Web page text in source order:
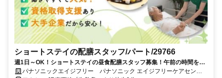
ショートステイの配膳スタッフ/パート/29766
週1日～OK！ショートステイの昼食配膳スタッフ募集！午前の時間を活
用して現場をサポートいただけませんか。ご家族の介護でお悩みの方、
パナソニックエイジフリー パナソニック エイジフリーケアセンタ